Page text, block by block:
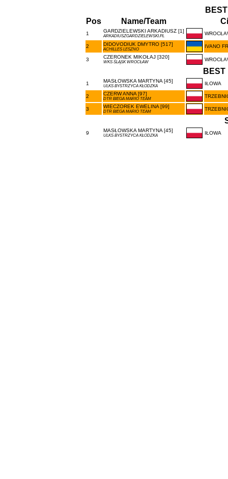
Pos
Name/Team
1 GARDZIELEWSKI ARKADIUSZ [1]
ARKADIUSZGARDZIELEWSKI.PL
2 DIDOVODIUK DMYTRO [517]
ACHILLES LESZNO
IVANO
3 CZERONEK MIKOŁAJ [320]
WKS ŚLĄSK WROCŁAW
BEST
1 MASŁOWSKA MARTYNA [45]
ULKS BYSTRZYCA KŁODZKA IŁOWA
2 CZERW ANNA [97]
DTR BIEGA MARIO TEAM
3 WIECZOREK EWELINA [99]
DTR BIEGA MARIO TEAM
9 MASŁOWSKA MARTYNA [45]
ULKS BYSTRZYCA KŁODZKA IŁOWA